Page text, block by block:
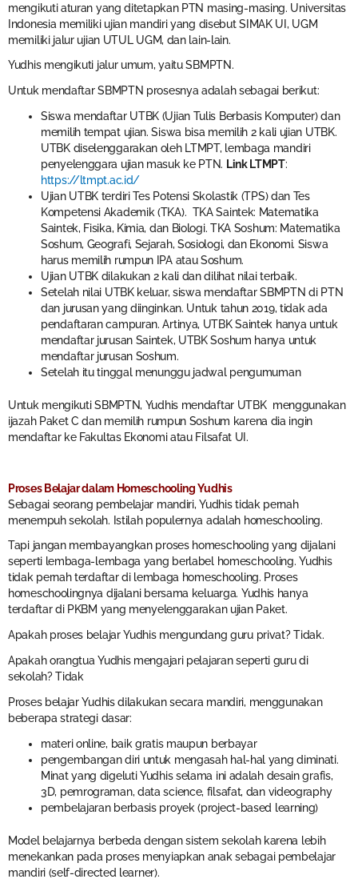
mengikuti aturan yang ditetapkan PTN masing-masing. Universitas
Indonesia memiliki ujian mandiri yang disebut SIMAK UI, UGM
memiliki jalur ujian UTUL UGM, dan lain-lain.
Yudhis mengikuti jalur umum, yaitu SBMPTN.
Untuk mendaftar SBMPTN prosesnya adalah sebagai berikut:
Siswa mendaftar UTBK (Ujian Tulis Berbasis Komputer) dan
memilih tempat ujian. Siswa bisa memilih 2 kali ujian UTBK.
UTBK diselenggarakan oleh LTMPT, lembaga mandiri
penyelenggara ujian masuk ke PTN. Link LTMPT:
https://ltmpt.ac.id/
Ujian UTBK terdiri Tes Potensi Skolastik (TPS) dan Tes
Kompetensi Akademik (TKA). TKA Saintek: Matematika
Saintek, Fisika, Kimia, dan Biologi. TKA Soshum: Matematika
Soshum, Geografi, Sejarah, Sosiologi, dan Ekonomi. Siswa
harus memilih rumpun IPA atau Soshum.
Ujian UTBK dilakukan 2 kali dan dilihat nilai terbaik.
Setelah nilai UTBK keluar, siswa mendaftar SBMPTN di PTN
dan jurusan yang diinginkan. Untuk tahun 2019, tidak ada
pendaftaran campuran. Artinya, UTBK Saintek hanya untuk
mendaftar jurusan Saintek, UTBK Soshum hanya untuk
mendaftar jurusan Soshum.
Setelah itu tinggal menunggu jadwal pengumuman
Untuk mengikuti SBMPTN, Yudhis mendaftar UTBK menggunakan
ijazah Paket C dan memilih rumpun Soshum karena dia ingin
mendaftar ke Fakultas Ekonomi atau Filsafat UI.
Proses Belajar dalam Homeschooling Yudhis
Sebagai seorang pembelajar mandiri, Yudhis tidak pernah
menempuh sekolah. Istilah populernya adalah homeschooling.
Tapi jangan membayangkan proses homeschooling yang dijalani
seperti lembaga-lembaga yang berlabel homeschooling. Yudhis
tidak pernah terdaftar di lembaga homeschooling. Proses
homeschoolingnya dijalani bersama keluarga. Yudhis hanya
terdaftar di PKBM yang menyelenggarakan ujian Paket.
Apakah proses belajar Yudhis mengundang guru privat? Tidak.
Apakah orangtua Yudhis mengajari pelajaran seperti guru di
sekolah? Tidak
Proses belajar Yudhis dilakukan secara mandiri, menggunakan
beberapa strategi dasar:
materi online, baik gratis maupun berbayar
pengembangan diri untuk mengasah hal-hal yang diminati.
Minat yang digeluti Yudhis selama ini adalah desain grafis,
3D, pemrograman, data science, filsafat, dan videography
pembelajaran berbasis proyek (project-based learning)
Model belajarnya berbeda dengan sistem sekolah karena lebih
menekankan pada proses menyiapkan anak sebagai pembelajar
mandiri (self-directed learner).